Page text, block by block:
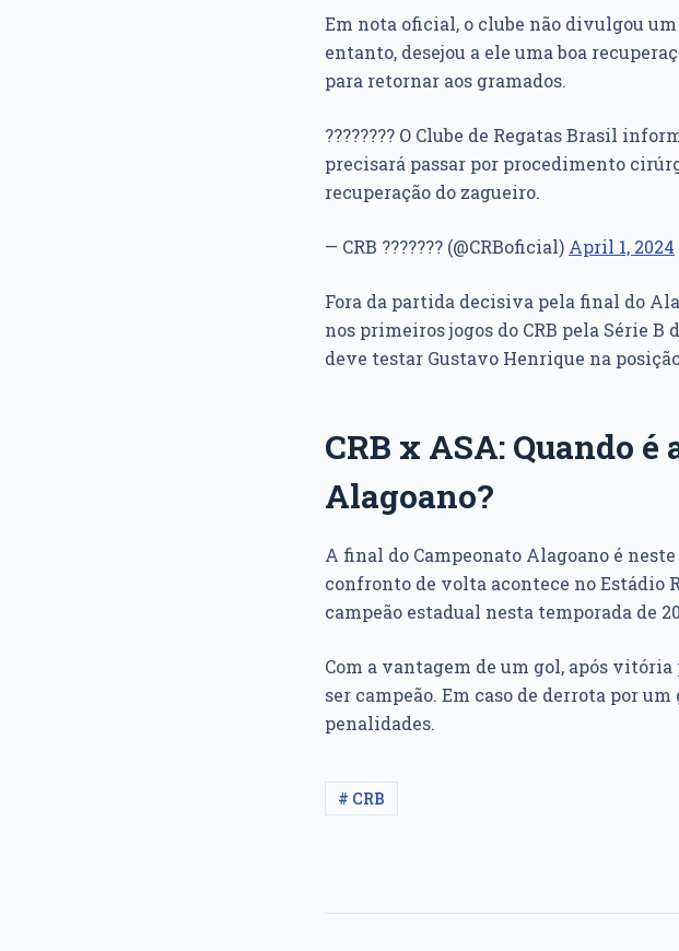
Em nota oficial, o clube não divulgou
entanto, desejou a ele uma boa
para retornar aos gramados.
???????? O Clube de Regatas Brasil
precisará passar por procedimento
recuperação do zagueiro.
— CRB ??????? (@CRBoficial) April 1, 2024
Fora da partida decisiva pela final do
nos primeiros jogos do CRB pela Série
deve testar Gustavo Henrique na
CRB x ASA: Quando
Alagoano?
A final do Campeonato Alagoano é
confronto de volta acontece no Estádio
campeão estadual nesta temporada de
Com a vantagem de um gol, após vitória
ser campeão. Em caso de derrota por
penalidades.
# CRB